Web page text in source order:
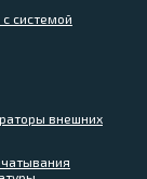
системой
внешних